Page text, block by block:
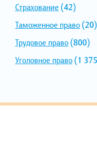
Страхование (42)
Таможенное право(20)
Трудовое право(800)
Уголовное право(1